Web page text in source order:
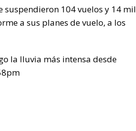
suspendieron 104 vuelos y 14 mil
a sus planes de vuelo, a los